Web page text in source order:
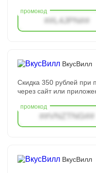
##L4JPN##
ВкусВилл
Скидка 350 рублей при
через сайт или
##VNZTNG##
ВкусВилл